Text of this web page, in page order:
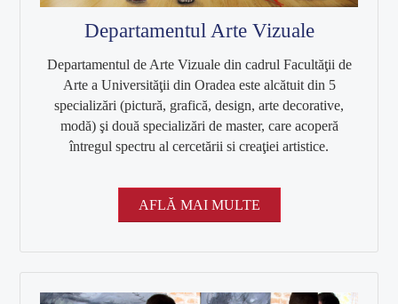
Relații internaționale
Departamentul Arte Vizuale
Departamentul de Arte Vizuale din cadrul Facultăţii de
Arte a Universităţii din Oradea este alcătuit din 5
specializări (pictură, grafică, design, arte decorative,
modă) şi două specializări de master, care acoperă
întregul spectru al cercetării si creaţiei artistice.
AFLĂ MAI MULTE